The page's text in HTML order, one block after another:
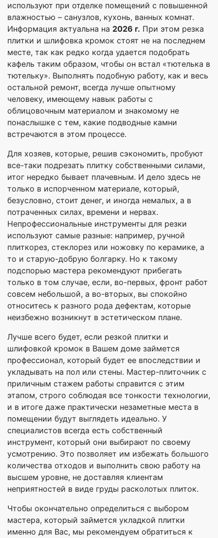
используют при отделке помещений с повышенной
влажностью – санузлов, кухонь, ванных комнат.
Информация актуальна на 2026 г. При этом резка
плитки и шлифовка кромок стоят не на последнем
месте, так как редко когда удается подобрать
кафель таким образом, чтобы он встал «тютелька в
тютельку». Выполнять подобную работу, как и весь
остальной ремонт, всегда лучше опытному
человеку, имеющему навык работы с
облицовочным материалом и знакомому не
понаслышке с тем, какие подводные камни
встречаются в этом процессе.
Для хозяев, которые, решив сэкономить, пробуют
все-таки подрезать плитку собственными силами,
итог нередко бывает плачевным. И дело здесь не
только в испорченном материале, который,
безусловно, стоит денег, и иногда немалых, а в
потраченных силах, времени и нервах.
Непрофессиональные инструменты для резки
используют самые разные: например, ручной
плиткорез, стеклорез или ножовку по керамике, а
то и старую-добрую болгарку. Но к такому
подспорью мастера рекомендуют прибегать
только в том случае, если, во-первых, фронт работ
совсем небольшой, а во-вторых, вы спокойно
относитесь к разного рода дефектам, которые
неизбежно возникнут в эстетическом плане.
Лучше всего будет, если резкой плитки и
шлифовкой кромок в Вашем доме займется
профессионал, который будет ее впоследствии и
укладывать на пол или стены. Мастер-плиточник с
приличным стажем работы справится с этим
этапом, строго соблюдая все тонкости технологии,
и в итоге даже практически незаметные места в
помещении будут выглядеть идеально. У
специалистов всегда есть собственный
инструмент, который они выбирают по своему
усмотрению. Это позволяет им избежать большого
количества отходов и выполнить свою работу на
высшем уровне, не доставляя клиентам
неприятностей в виде груды расколотых плиток.
Чтобы окончательно определиться с выбором
мастера, который займется укладкой плитки
именно для Вас, мы рекомендуем обратиться к